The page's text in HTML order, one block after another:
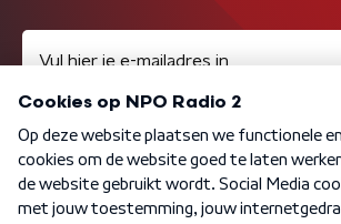
Algemene voorwaarden